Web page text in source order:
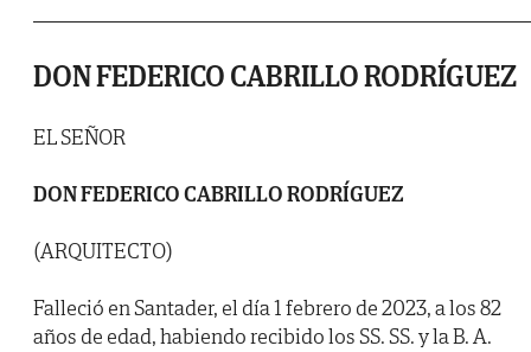
DON FEDERICO CABRILLO RODRÍGUEZ
EL SEÑOR
DON FEDERICO CABRILLO RODRÍGUEZ
(ARQUITECTO)
Falleció en Santader, el día 1 febrero de 2023, a los 82
años de edad, habiendo recibido los SS. SS. y la B. A.